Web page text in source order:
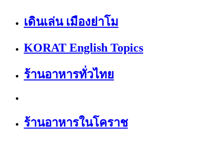
เดินเล่น เมืองย่าโม
KORAT English Topics
ร้านอาหารทั่วไทย
ร้านอาหารในโคราช